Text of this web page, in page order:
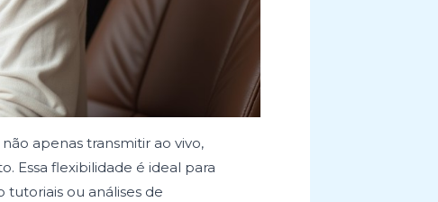
apenas transmitir ao vivo,
Essa flexibilidade é ideal para
ou análises de